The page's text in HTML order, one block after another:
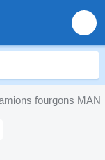
fourgons MAN